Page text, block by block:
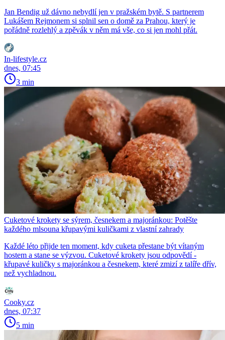
Jan Bendig už dávno nebydlí jen v pražském bytě. S partnerem
Lukášem Rejmonem si splnil sen o domě za Prahou, který je
pořádně rozlehlý a zpěvák v něm má vše, co si jen mohl přát.
In-lifestyle.cz
dnes, 07:45
3 min
Cuketové krokety se sýrem, česnekem a majoránkou: Potěšte
každého mlsouna křupavými kuličkami z vlastní zahrady
Každé léto přijde ten moment, kdy cuketa přestane být vítaným
hostem a stane se výzvou. Cuketové krokety jsou odpovědí -
křupavé kuličky s majoránkou a česnekem, které zmizí z talíře dřív,
než vychladnou.
Cooky.cz
dnes, 07:37
5 min